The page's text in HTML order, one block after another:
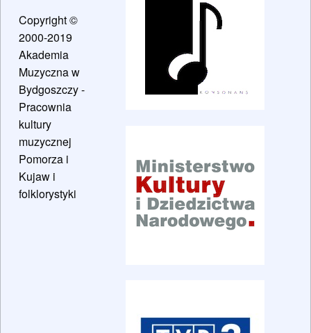
Copyright ©
2000-2019
Akademia
Muzyczna w
Bydgoszczy -
Pracownia
kultury
muzycznej
Pomorza i
Kujaw i
folklorystyki